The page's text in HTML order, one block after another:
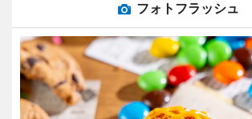
フォトフラッシュ